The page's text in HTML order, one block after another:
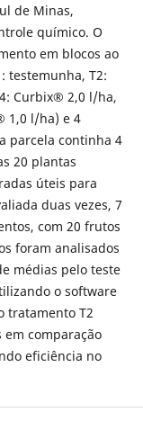
de Minas,
químico. O
em blocos ao
testemunha, T2:
Curbix® 2,0 l/ha,
1,0 l/ha) e 4
parcela continha 4
20 plantas
úteis para
duas vezes, 7
com 20 frutos
foram analisados
médias pelo teste
o software
tratamento T2
comparação
eficiência no